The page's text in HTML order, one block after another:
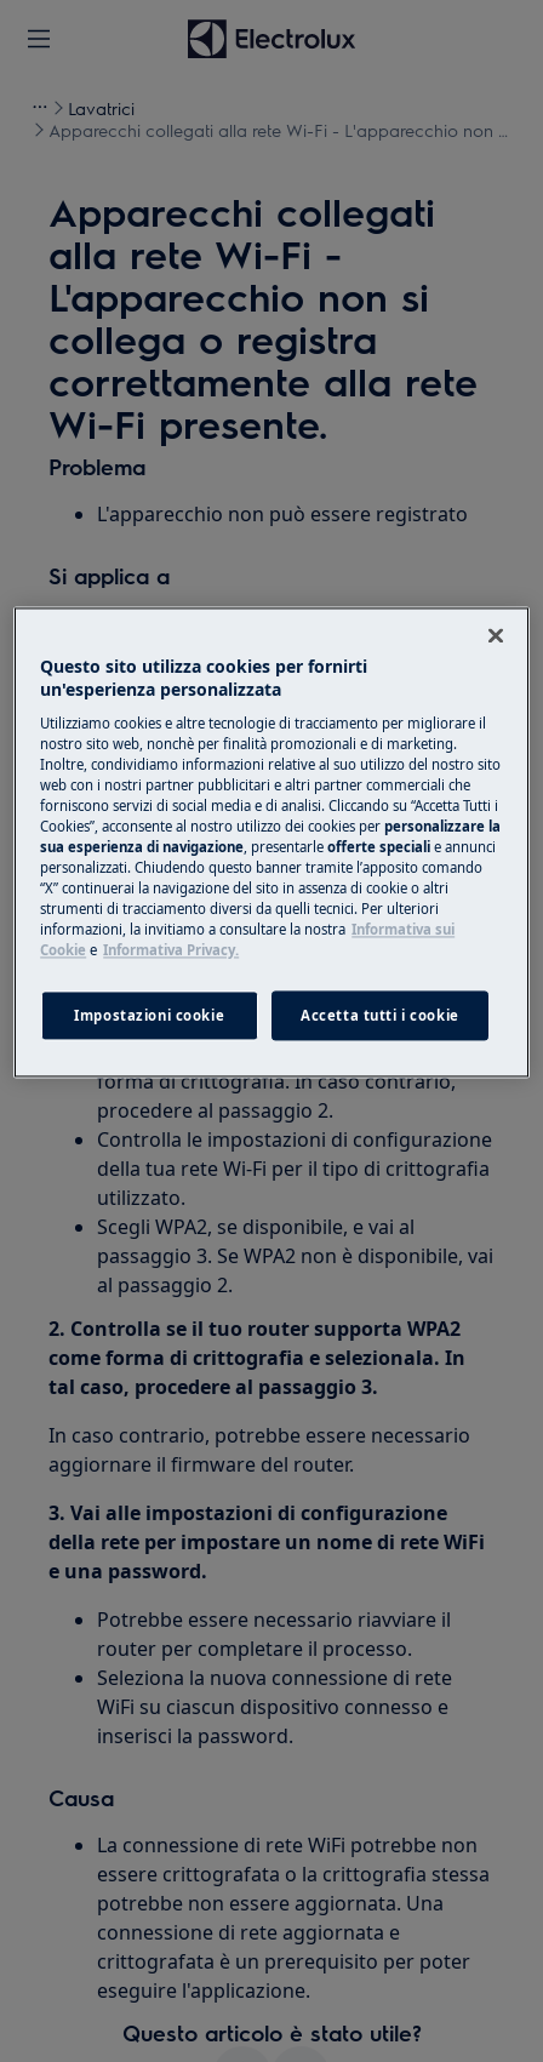
Lavatrici
Apparecchi collegati alla rete Wi-Fi - L'apparecchio non si
Apparecchi collegati
alla rete Wi-Fi -
L'apparecchio non si
collega o registra
correttamente alla rete
Wi-Fi presente.
Problema
L'apparecchio non può essere registrato
Si applica a
Soluzione
Controlla se la tua connessione di rete WiFi è
aggiornata e crittografata
Eseguire le seguenti istruzioni:
1. Trova la tua connessione Wi-Fi nell'elenco
delle reti disponibili su un dispositivo mobile
di tua scelta.
Se vedi un'icona a forma di lucchetto
accanto al nome della tua rete Wi-Fi,
forma di crittografia. In caso contrario,
procedere al passaggio 2.
Controlla le impostazioni di configurazione
della tua rete Wi-Fi per il tipo di crittografia
utilizzato.
Scegli WPA2, se disponibile, e vai al
passaggio 3. Se WPA2 non è disponibile, vai
al passaggio 2.
2. Controlla se il tuo router supporta WPA2
come forma di crittografia e selezionala. In
tal caso, procedere al passaggio 3.
In caso contrario, potrebbe essere necessario
aggiornare il firmware del router.
3. Vai alle impostazioni di configurazione
della rete per impostare un nome di rete WiFi
e una password.
Potrebbe essere necessario riavviare il
router per completare il processo.
Seleziona la nuova connessione di rete
WiFi su ciascun dispositivo connesso e
inserisci la password.
Causa
La connessione di rete WiFi potrebbe non
essere crittografata o la crittografia stessa
potrebbe non essere aggiornata. Una
connessione di rete aggiornata e
crittografata è un prerequisito per poter
eseguire l'applicazione.
Questo articolo è stato utile?
Questo sito utilizza cookies per fornirti
un'esperienza personalizzata
Utilizziamo cookies e altre tecnologie di tracciamento per migliorare il
nostro sito web, nonchè per finalità promozionali e di marketing.
Inoltre, condividiamo informazioni relative al suo utilizzo del nostro sito
web con i nostri partner pubblicitari e altri partner commerciali che
forniscono servizi di social media e di analisi. Cliccando su “Accetta Tutti i
Cookies”, acconsente al nostro utilizzo dei cookies perpersonalizzare la
sua esperienza di navigazione, presentarleofferte speciali e annunci
personalizzati. Chiudendo questo banner tramite l’apposito comando
“X” continuerai la navigazione del sito in assenza di cookie o altri
strumenti di tracciamento diversi da quelli tecnici. Per ulteriori
informazioni, la invitiamo a consultare la nostra Informativa sui
Cookie e Informativa Privacy.
Impostazioni cookie Accetta tutti i cookie